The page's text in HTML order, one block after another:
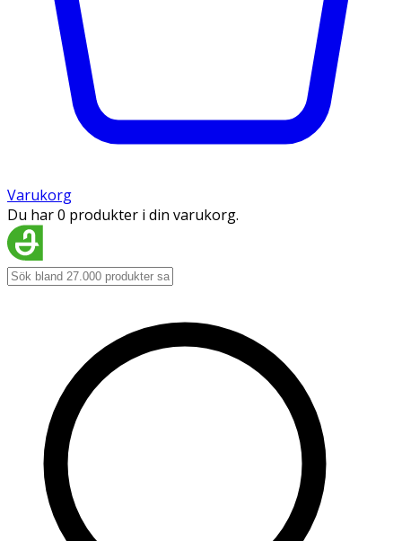
Varukorg
Du har 0 produkter i din varukorg.